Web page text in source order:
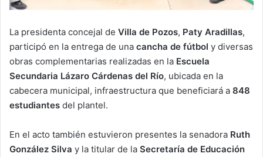
La presidenta concejal de Villa de Pozos, Paty Aradillas,
participó en la entrega de una cancha de fútbol y diversas
obras complementarias realizadas en la Escuela
Secundaria Lázaro Cárdenas del Río, ubicada en la
cabecera municipal, infraestructura que beneficiará a 848
estudiantes del plantel.
En el acto también estuvieron presentes la senadora Ruth
González Silva y la titular de la Secretaría de Educación